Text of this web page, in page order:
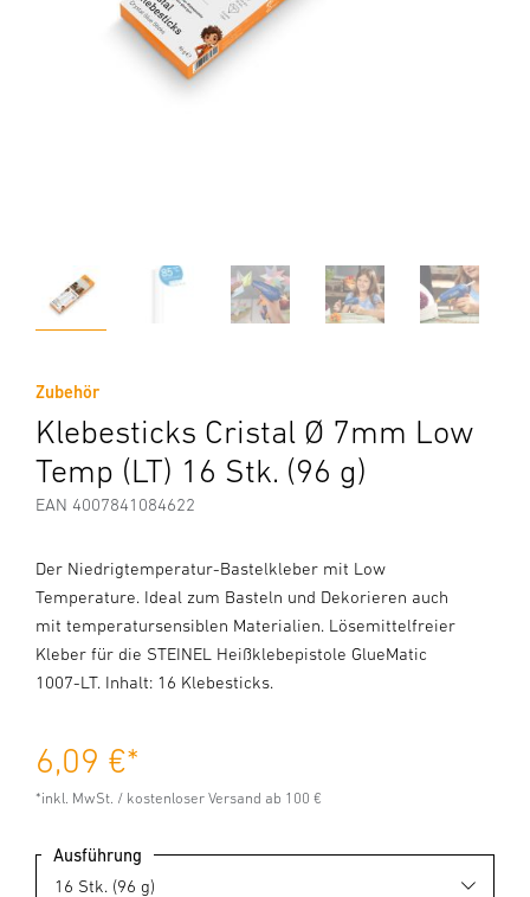
Zubehör
Klebesticks Cristal Ø 7mm Low
Temp (LT) 16 Stk. (96 g)
EAN 4007841084622
Der Niedrigtemperatur-Bastelkleber mit Low
Temperature. Ideal zum Basteln und Dekorieren auch
mit temperatursensiblen Materialien. Lösemittelfreier
Kleber für die STEINEL Heißklebepistole GlueMatic
1007-LT. Inhalt: 16 Klebesticks.
6,09 €*
*inkl. MwSt. / kostenloser Versand ab 100 €
Ausführung